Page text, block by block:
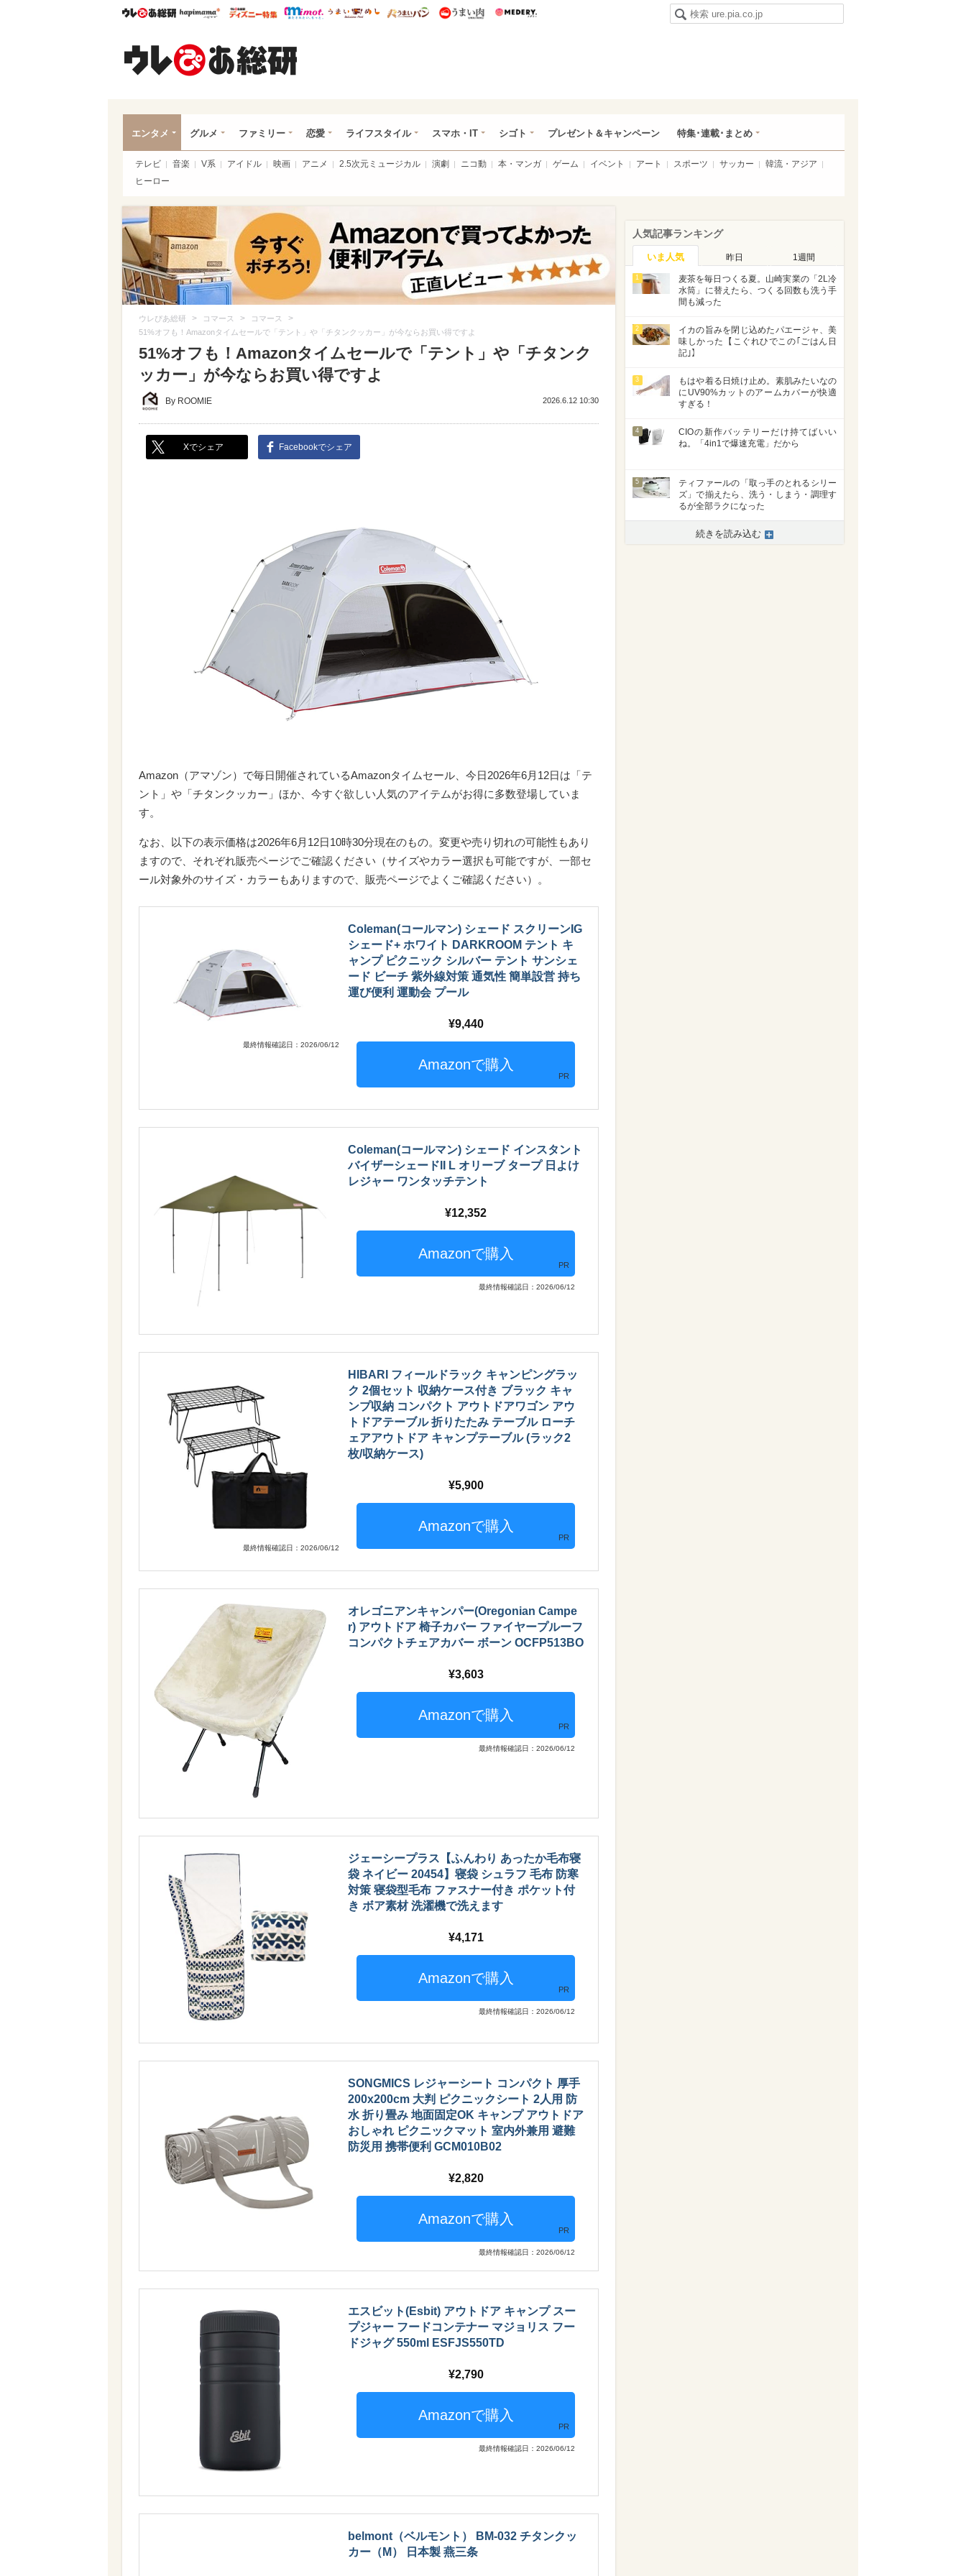
ウレぴあ総研ハピママ* ウレぴあ総研 ディズニー特集
mimot. うまいめし うまいパン うまい肉
エンタメ グルメ ファミリー 恋愛 ライフスタイル スマホ・IT シゴト プレゼント＆キャンペーン 特集･連載･まとめ
テレビ 音楽 V系 アイドル 映画 アニメ 2.5次元ミュージカル 演劇 ニコ動 本・マンガ ゲーム イベント アート スポーツ サッカー
韓流・アジア
ヒーロー
ウレぴあ総研 > コマース > コマース >
51%オフも！Amazonタイムセールで「テント」や「チタンクッカー」が今ならお買い得ですよ
51%オフも！Amazonタイムセールで「テント」や「チタンク
ッカー」が今ならお買い得ですよ
By ROOMIE 2026.6.12 10:30
Xでシェア Facebookでシェア
Amazon（アマゾン）で毎日開催されているAmazonタイムセール、今日2026年6月12日は「テ
ント」や「チタンクッカー」ほか、今すぐ欲しい人気のアイテムがお得に多数登場していま
す。
なお、以下の表示価格は2026年6月12日10時30分現在のもの。変更や売り切れの可能性もあり
ますので、それぞれ販売ページでご確認ください（サイズやカラー選択も可能ですが、一部セ
ール対象外のサイズ・カラーもありますので、販売ページでよくご確認ください）。
Coleman(コールマン) シェード スクリーンIG
シェード+ ホワイト DARKROOM テント キ
ャンプ ピクニック シルバー テント サンシェ
ード ビーチ 紫外線対策 通気性 簡単設営 持ち
運び便利 運動会 プール
9,440
PR
最終情報確認日：2026/06/12
Coleman(コールマン) シェード インスタント
バイザーシェードII L オリーブ タープ 日よけ
レジャー ワンタッチテント
12,352
PR
最終情報確認日：2026/06/12
HIBARI フィールドラック キャンピングラッ
ク 2個セット 収納ケース付き ブラック キャ
ンプ収納 コンパクト アウトドアワゴン アウ
トドアテーブル 折りたたみ テーブル ローチ
ェアアウトドア キャンプテーブル (ラック2
枚/収納ケース)
5,900
PR
最終情報確認日：2026/06/12
オレゴニアンキャンパー(Oregonian Campe
r) アウトドア 椅子カバー ファイヤープルーフ
コンパクトチェアカバー ボーン OCFP513BO
3,603
PR
最終情報確認日：2026/06/12
ジェーシープラス【ふんわり あったか毛布寝
袋 ネイビー 20454】寝袋 シュラフ 毛布 防寒
対策 寝袋型毛布 ファスナー付き ポケット付
き ボア素材 洗濯機で洗えます
4,171
PR
最終情報確認日：2026/06/12
SONGMICS レジャーシート コンパクト 厚手
200x200cm 大判 ピクニックシート 2人用 防
水 折り畳み 地面固定OK キャンプ アウトドア
おしゃれ ピクニックマット 室内外兼用 避難
防災用 携帯便利 GCM010B02
2,820
PR
最終情報確認日：2026/06/12
エスビット(Esbit) アウトドア キャンプ スー
プジャー フードコンテナー マジョリス フー
ドジャグ 550ml ESFJS550TD
2,790
PR
最終情報確認日：2026/06/12
belmont（ベルモント） BM-032 チタンクッ
カー（M） 日本製 燕三条
人気記事ランキング
いま人気 昨日 1週間
1
麦茶を毎日つくる夏。山崎実業の「2L冷
水筒」に替えたら、つくる回数も洗う手
間も減った
2
イカの旨みを閉じ込めたパエージャ、美
味しかった【こぐれひでこの｢ごはん日
記｣】
3
もはや着る日焼け止め。素肌みたいなの
にUV90%カットのアームカバーが快適
すぎる！
4
CIOの新作バッテリーだけ持てばいい
ね。「4in1で爆速充電」だから
5
ティファールの「取っ手のとれるシリー
ズ」で揃えたら、洗う・しまう・調理す
るが全部ラクになった
続きを読み込む